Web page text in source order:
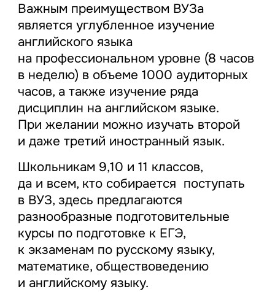
Важным преимуществом ВУЗа
является углубленное изучение
английского языка
на профессиональном уровне (8 часов
в неделю) в объеме 1000 аудиторных
часов, а также изучение ряда
дисциплин на английском языке.
При желании можно изучать второй
и даже третий иностранный язык.
Школьникам 9,10 и 11 классов,
да и всем, кто собирается поступать
в ВУЗ, здесь предлагаются
разнообразные подготовительные
курсы по подготовке к ЕГЭ,
к экзаменам по русскому языку,
математике, обществоведению
и английскому языку.